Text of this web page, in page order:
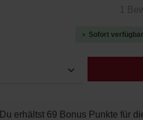
Bewertung von 5 von 5
1
Sofort
Anzahl: Gib den
Du erhältst 69 Bonus Punkte für